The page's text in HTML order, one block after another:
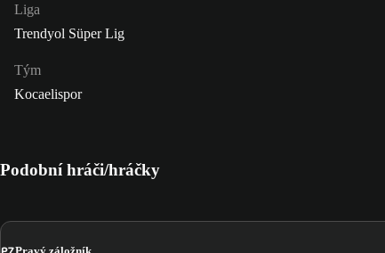
Liga
Trendyol Süper Lig
Tým
Kocaelispor
Podobní hráči/hráčky